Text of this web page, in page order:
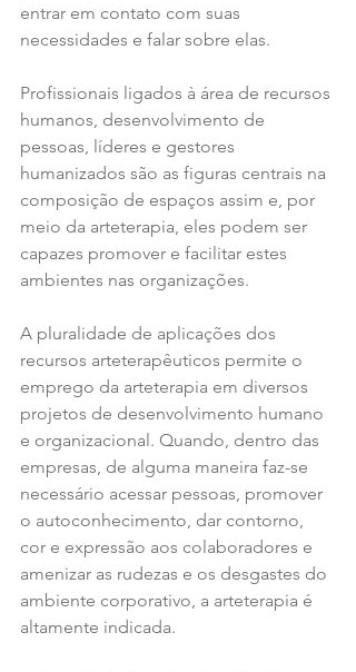
entrar em contato com suas
necessidades e falar sobre elas.
Profissionais ligados à área de recursos
humanos, desenvolvimento de
pessoas, líderes e gestores
humanizados são as figuras centrais na
composição de espaços assim e, por
meio da arteterapia, eles podem ser
capazes promover e facilitar estes
ambientes nas organizações.
A pluralidade de aplicações dos
recursos arteterapêuticos permite o
emprego da arteterapia em diversos
projetos de desenvolvimento humano
e organizacional. Quando, dentro das
empresas, de alguma maneira faz-se
necessário acessar pessoas, promover
o autoconhecimento, dar contorno,
cor e expressão aos colaboradores e
amenizar as rudezas e os desgastes do
ambiente corporativo, a arteterapia é
altamente indicada.